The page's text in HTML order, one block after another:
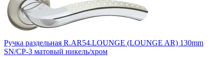
Ручка раздельная R.AR54.LOUNGE (LOUNGE AR) 130mm
SN/CP-3 матовый никель/хром